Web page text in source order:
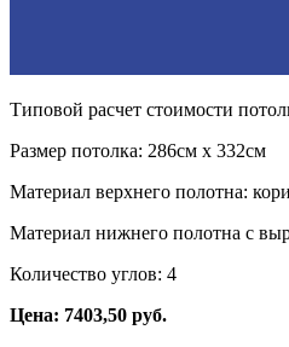
Типовой расчет стоимости
Размер потолка: 286см x 332см
Материал верхнего полотна:
Материал нижнего полотна с
Количество углов: 4
Цена: 7403,50 руб.